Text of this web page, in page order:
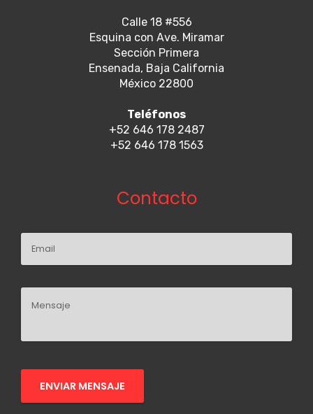
Calle 18 #556
Esquina con Ave. Miramar
Sección Primera
Ensenada, Baja California
México 22800
Teléfonos
+52 646 178 2487
+52 646 178 1563
Contacto
ENVIAR MENSAJE